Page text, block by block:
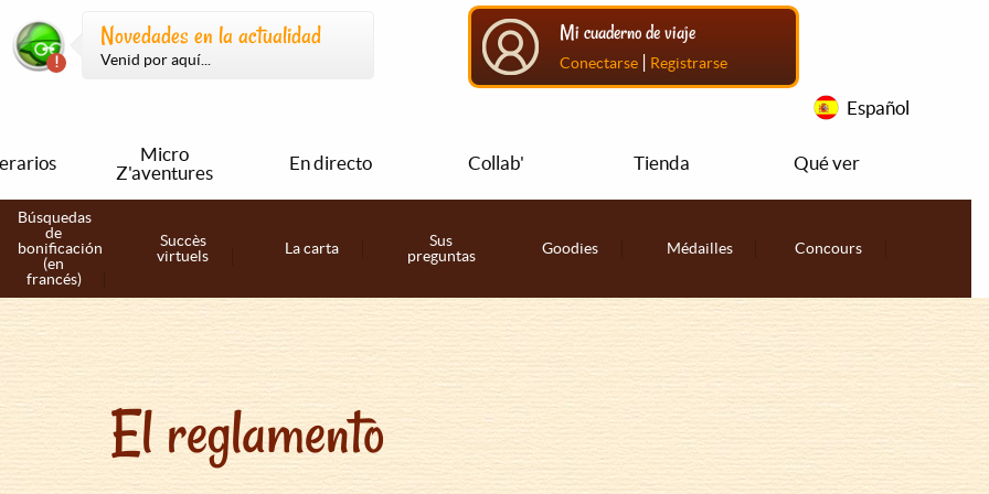
Novedades en la actualidad
Venid por aquí...
Mi cuaderno de viaje
Conectarse | Registrarse
Español
Micro
Z'aventures
En directo Collab' Tienda Qué ver
Búsquedas
de
bonificación
(en
francés)
Succès
virtuels
La carta
Sus
preguntas
Goodies Médailles Concours
El reglamento